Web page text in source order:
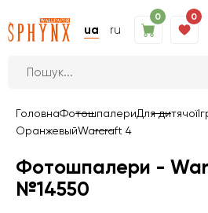
ua ru
0 0
ГоловнаФотошпалериДля дитячої
ОранжевыйWarcraft 4
Фотошпалери -
№14550